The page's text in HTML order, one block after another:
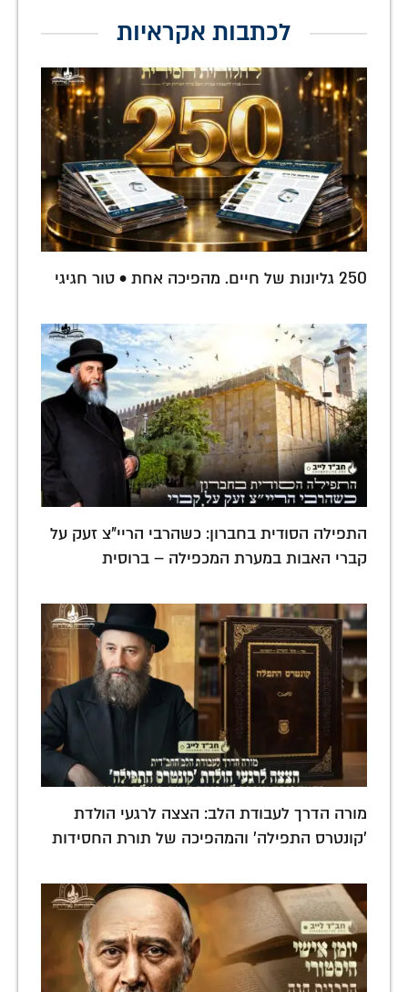
לכתבות אקראיות
250 גליונות של חיים. מהפיכה אחת • טור חגיגי
התפילה הסודית בחברון: כשהרבי הריי"צ זעק על
קברי האבות במערת המכפילה – ברוסית
מורה הדרך לעבודת הלב: הצצה לרגעי הולדת
'קונטרס התפילה' והמהפיכה של תורת החסידות